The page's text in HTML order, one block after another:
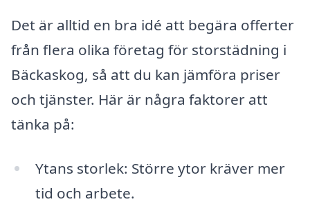
Det är alltid en bra idé att begära offerter
från flera olika företag för storstädning i
Bäckaskog, så att du kan jämföra priser
och tjänster. Här är några faktorer att
tänka på:
Ytans storlek: Större ytor kräver mer
tid och arbete.